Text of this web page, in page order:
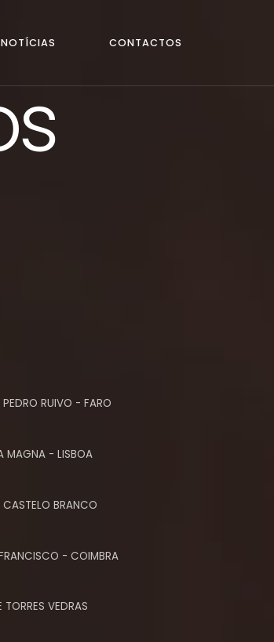
NOTÍCIAS CONTACTOS
RUIVO - FARO
MAGNA - LISBOA
BRANCO
- COIMBRA
VEDRAS